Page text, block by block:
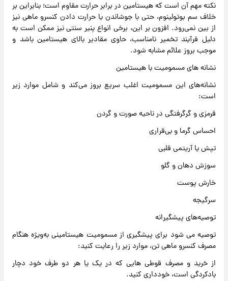
نکته مهم آن است که هیستامین در برابر حرارت مقاوم است؛ بنابراین بر
خلاف سم بوتولینوم، حتی با جوشاندن یا حرارت دادن کنسرو ماهی نیز
از بین نمی‌رود. افزون بر این، برخی انواع پنیر سنتی نیز ممکن است به
دلیل فرآیند تخمیر نامناسب، حاوی مقادیر بالای هیستامین باشد و
موجب بروز علائم مشابه شود.
نشانه های مسمومیت با هیستامین
نشانه‌های این مسمومیت اغلب سریع بروز می‌کند و شامل موارد زیر
است:
قرمزی و گرگرفتگی در ناحیه صورت و گردن
احساس گرما و بی‌قراری
تپش یا آریتمی قلبی
سوزش دهان و گلو
خارش پوست
سرگیجه
توصیه‌های پیشگیرانه
توصیه می شود برای پیشگیری از مسمومیت هیستامینی به‌ویژه هنگام
مصرف کنسرو ماهی تن، موارد زیر را رعایت کنید:
از خرید و مصرف قوطی هایی که در یک یا هر دو طرف خود دچار
بادکردگی است، خودداری کنید.